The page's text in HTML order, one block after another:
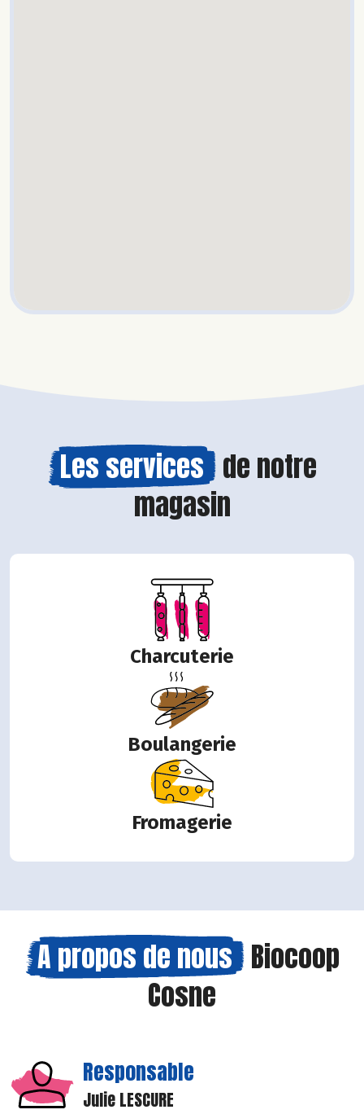
Les services de notre
magasin
Charcuterie
Boulangerie
Fromagerie
A propos de nous Biocoop
Cosne
Responsable
Julie LESCURE